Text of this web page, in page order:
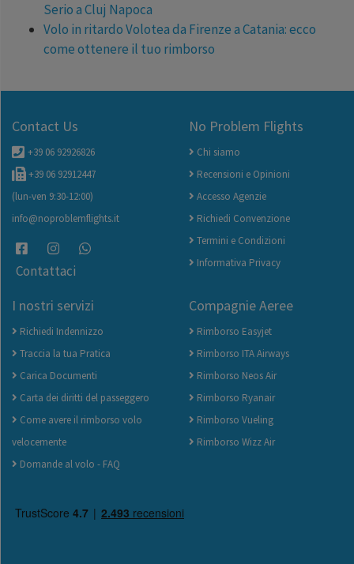
Serio a Cluj Napoca
Volo in ritardo Volotea da Firenze a Catania: ecco
come ottenere il tuo rimborso
Contact Us
+39 06 92926826
+39 06 92912447
(lun-ven 9:30-12:00)
info@noproblemflights.it
Contattaci
No Problem Flights
Chi siamo
Recensioni e Opinioni
Accesso Agenzie
Richiedi Convenzione
Termini e Condizioni
Informativa Privacy
I nostri servizi
Richiedi Indennizzo
Traccia la tua Pratica
Carica Documenti
Carta dei diritti del passeggero
Come avere il rimborso volo
velocemente
Domande al volo - FAQ
Compagnie Aeree
Rimborso Easyjet
Rimborso ITA Airways
Rimborso Neos Air
Rimborso Ryanair
Rimborso Vueling
Rimborso Wizz Air